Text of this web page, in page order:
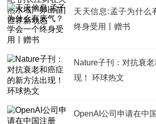
天天信息:孟子为什么
终身受用丨赠书
Nature子刊：对抗衰
现！ 环球热文
OpenAI公司申请在中